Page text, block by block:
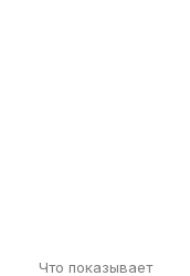
Что показывает